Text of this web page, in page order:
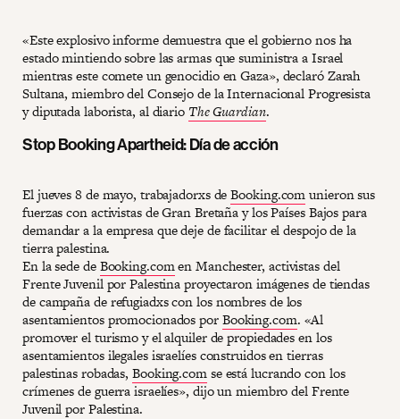
«Este explosivo informe demuestra que el gobierno nos ha
estado mintiendo sobre las armas que suministra a Israel
mientras este comete un genocidio en Gaza», declaró Zarah
Sultana, miembro del Consejo de la Internacional Progresista
y diputada laborista, al diario The Guardian.
Stop Booking Apartheid: Día de acción
El jueves 8 de mayo, trabajadorxs deBooking.comunieron sus
fuerzas con activistas de Gran Bretaña y los Países Bajos para
demandar a la empresa que deje de facilitar el despojo de la
tierra palestina.
En la sede deBooking.comen Manchester, activistas del
Frente Juvenil por Palestina proyectaron imágenes de tiendas
de campaña de refugiadxs con los nombres de los
asentamientos promocionados porBooking.com. «Al
promover el turismo y el alquiler de propiedades en los
asentamientos ilegales israelíes construidos en tierras
palestinas robadas,Booking.comse está lucrando con los
crímenes de guerra israelíes», dijo un miembro del Frente
Juvenil por Palestina.